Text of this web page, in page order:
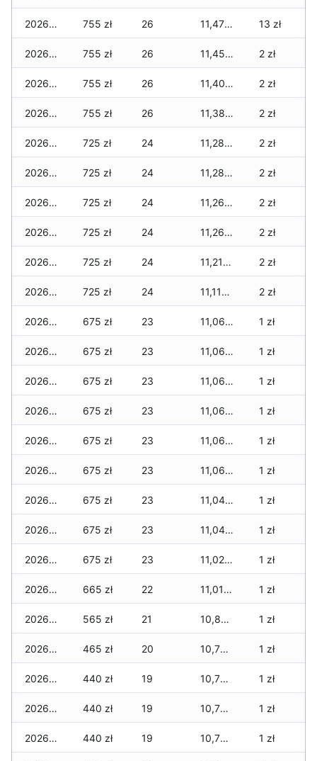
2026-03-20 755 zł 26 11,479 zł 13 zł
2026-03-19 755 zł 26 11,454 zł 2 zł
2026-03-18 755 zł 26 11,404 zł 2 zł
2026-03-17 755 zł 26 11,384 zł 2 zł
2026-03-16 725 zł 24 11,284 zł 2 zł
2026-03-15 725 zł 24 11,284 zł 2 zł
2026-03-14 725 zł 24 11,264 zł 2 zł
2026-03-13 725 zł 24 11,264 zł 2 zł
2026-03-12 725 zł 24 11,219 zł 2 zł
2026-03-11 725 zł 24 11,119 zł 2 zł
2026-03-10 675 zł 23 11,069 zł 1 zł
2026-03-09 675 zł 23 11,069 zł 1 zł
2026-03-08 675 zł 23 11,069 zł 1 zł
2026-03-07 675 zł 23 11,069 zł 1 zł
2026-03-06 675 zł 23 11,069 zł 1 zł
2026-03-05 675 zł 23 11,069 zł 1 zł
2026-03-04 675 zł 23 11,049 zł 1 zł
2026-03-03 675 zł 23 11,049 zł 1 zł
2026-03-02 675 zł 23 11,024 zł 1 zł
2026-03-01 665 zł 22 11,014 zł 1 zł
2026-02-27 565 zł 21 10,889 zł 1 zł
2026-02-26 465 zł 20 10,789 zł 1 zł
2026-02-25 440 zł 19 10,764 zł 1 zł
2026-02-24 440 zł 19 10,764 zł 1 zł
2026-02-23 440 zł 19 10,764 zł 1 zł